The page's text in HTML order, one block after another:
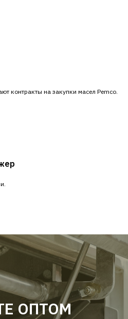
контракты на закупки масел Pemco.
ОПТОМ